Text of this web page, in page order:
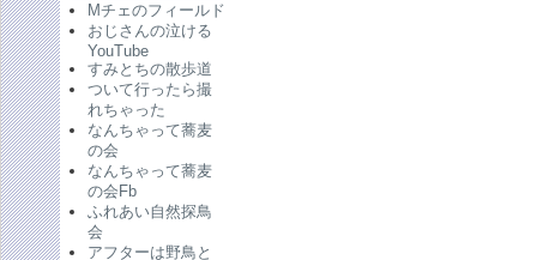
Mチェのフィールド
おじさんの泣ける
YouTube
すみとちの散歩道
ついて行ったら撮
れちゃった
なんちゃって蕎麦
の会
なんちゃって蕎麦
の会Fb
ふれあい自然探鳥
会
アフターは野鳥と